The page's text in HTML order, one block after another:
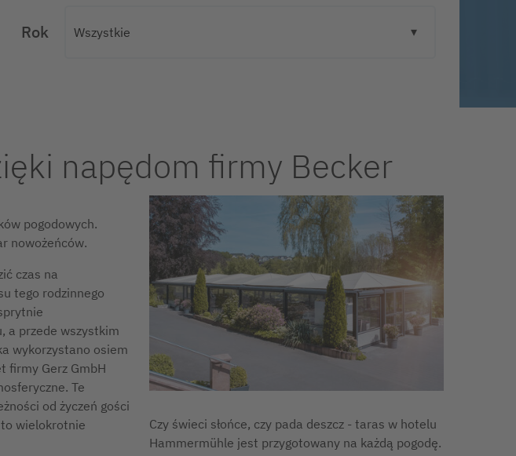
Rok
napędom firmy Becker
pogodowych.
nowożeńców.
czas na
tego rodzinnego
a przede wszystkim
wykorzystano osiem
firmy Gerz GmbH
Te
od życzeń gości
to wielokrotnie
Czy świeci słońce, czy pada deszcz - taras w hotelu
Hammermühle jest przygotowany na każdą pogodę.